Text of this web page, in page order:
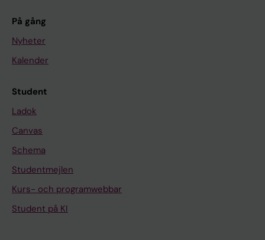
På gång
Nyheter
Kalender
Student
Ladok
Canvas
Schema
Studentmejlen
Kurs- och programwebbar
Student på KI